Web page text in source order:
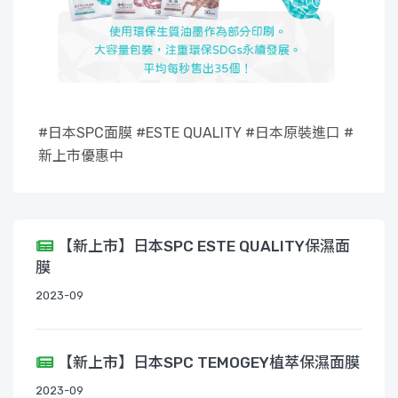
#日本SPC面膜 #ESTE QUALITY #日本原裝進口 #
新上市優惠中
【新上市】日本SPC ESTE QUALITY保濕面
膜
2023-09
【新上市】日本SPC TEMOGEY植萃保濕面膜
2023-09